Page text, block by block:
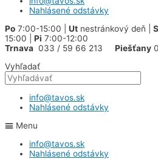
Nahlásené odstávky
Po 7:00-15:00 | Ut nestránkový deň |
15:00 | Pi 7:00-12:00
Trnava 033 / 59 66 213 Piešťany
Vyhľadať
info@tavos.sk
Nahlásené odstávky
Menu
info@tavos.sk
Nahlásené odstávky